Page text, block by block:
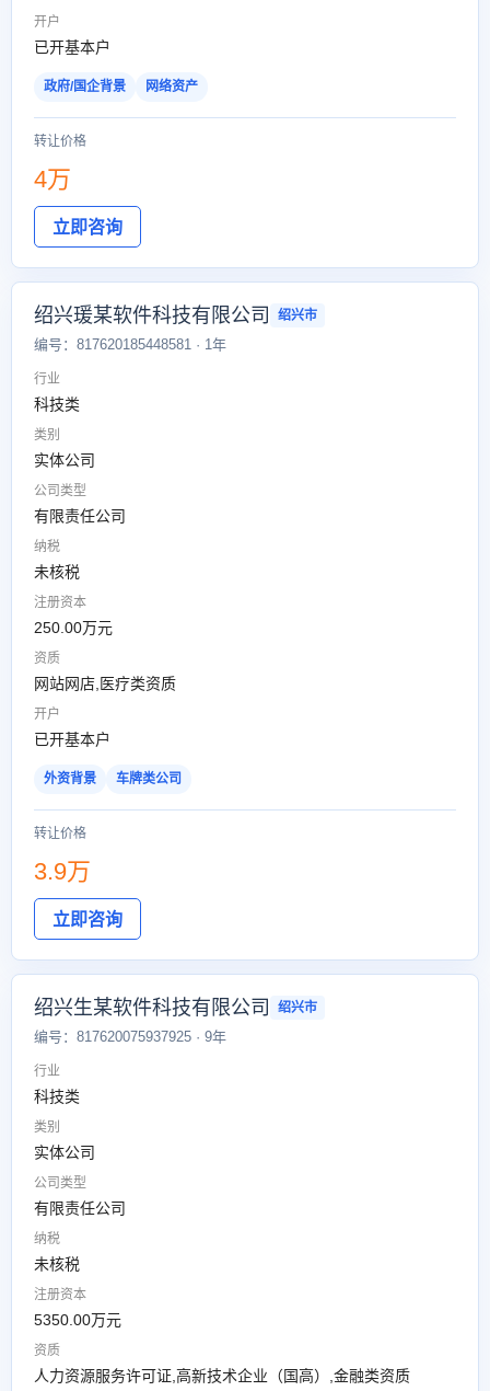
开户
已开基本户
政府/国企背景 网络资产
转让价格
4万
立即咨询
绍兴瑗某软件科技有限公司 绍兴市
编号：817620185448581 · 1年
行业
科技类
类别
实体公司
公司类型
有限责任公司
纳税
未核税
注册资本
250.00万元
资质
网站网店,医疗类资质
开户
已开基本户
外资背景 车牌类公司
转让价格
3.9万
立即咨询
绍兴生某软件科技有限公司 绍兴市
编号：817620075937925 · 9年
行业
科技类
类别
实体公司
公司类型
有限责任公司
纳税
未核税
注册资本
5350.00万元
资质
人力资源服务许可证,高新技术企业（国高）,金融类资质